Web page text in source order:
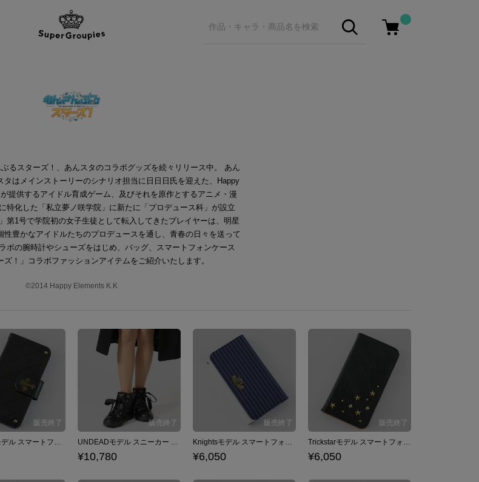
るスターズ！、あんスタのコラボグッズを続々リリース中。 あん
タはメインストーリーのシナリオ担当に日日日氏を迎えた、Happy
提供するアイドル育成ゲーム、及びそれを原作とするアニメ・漫
特化した「私立夢ノ咲学院」に新たに「プロデュース科」が設立
第1号で学院初の女子生徒として転入してきたプレイヤーは、明星
性豊かなアイドルたちのプロデュースを通し、青春の日々を送って
ボの腕時計やシューズをはじめ、バッグ、スマートフォンケース
！」コラボファッションアイテムをご紹介いたします。
©2014 Happy Elements K.K
UNDEADモデル スマートフォンケース iPhone6/6s/7/8対応 あんさんぶるスターズ！ UNDEADモデル スニーカー あんさんぶるスターズ！
¥10,780
Knightsモデル スマートフォンケース iPhone6/6s/7/8対応 あんさんぶるスターズ！
¥6,050
Trickstarモデル スマートフォンケース iPhone6/6s/7/8対応 あんさんぶるスターズ！
¥6,050